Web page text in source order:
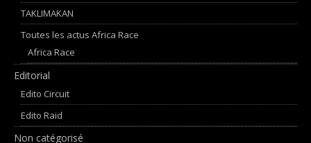
TAKLIMAKAN
Toutes les actus Africa Race
Africa Race
Editorial
Edito Circuit
Edito Raid
Non catégorisé